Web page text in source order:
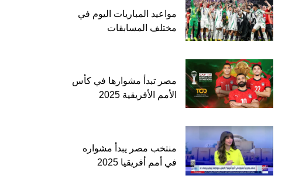
مواعيد المباريات اليوم في
مختلف المسابقات
مصر تبدأ مشوارها في كأس
الأمم الأفريقية 2025
منتخب مصر يبدأ مشواره
في أمم أفريقيا 2025